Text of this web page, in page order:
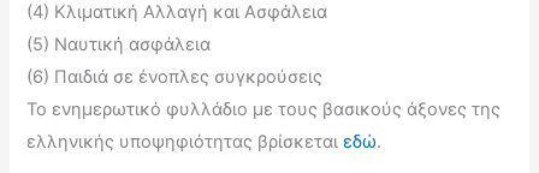
(4) Κλιματική Αλλαγή και Ασφάλεια
(5) Ναυτική ασφάλεια
(6) Παιδιά σε ένοπλες συγκρούσεις
Το ενημερωτικό φυλλάδιο με τους βασικούς άξονες της
ελληνικής υποψηφιότητας βρίσκεταιεδώ.